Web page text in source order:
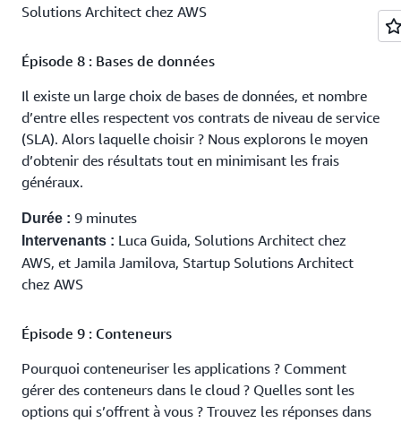
Solutions Architect chez AWS
Épisode 8 : Bases de données
Il existe un large choix de bases de données, et nombre
d’entre elles respectent vos contrats de niveau de service
(SLA). Alors laquelle choisir ? Nous explorons le moyen
d’obtenir des résultats tout en minimisant les frais
généraux.
Durée : 9 minutes
Intervenants : Luca Guida, Solutions Architect chez
AWS, et Jamila Jamilova, Startup Solutions Architect
chez AWS
Épisode 9 : Conteneurs
Pourquoi conteneuriser les applications ? Comment
gérer des conteneurs dans le cloud ? Quelles sont les
options qui s’offrent à vous ? Trouvez les réponses dans